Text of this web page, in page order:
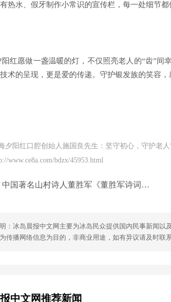
热水、假牙制作小常识的宣传栏，每一处细节都
阳红愿做一盏温暖的灯，不仅照亮老人的“齿”间
术的呈现，更是爱的传递。守护银发族的笑容，
夕阳红口腔创始人施国良先生：坚守初心，守护老人
www.ce8a.com/bdzx/45953.html
中国著名山村诗人董胜军《董胜军诗词集》三卷美国首发式和新闻发布会在美举行
：冰岛晨报中文网主要为冰岛民众提供国内民事新闻
传播网络信息为目的，非商业用途，如有异议请及时联
中文网推荐新闻